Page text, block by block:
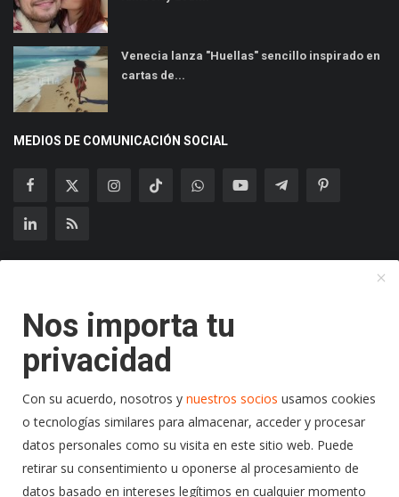
Venecia lanza "Huellas" sencillo inspirado en
cartas de...
MEDIOS DE COMUNICACIÓN SOCIAL
Copyright 2024 Radio Play Stereo- Todos los Derechos
Terminos y Condiciones Politicas de Privacidad
Nos importa tu
privacidad
Con su acuerdo, nosotros y nuestros socios usamos cookies
o tecnologías similares para almacenar, acceder y procesar
datos personales como su visita en este sitio web. Puede
retirar su consentimiento u oponerse al procesamiento de
datos basado en intereses legítimos en cualquier momento